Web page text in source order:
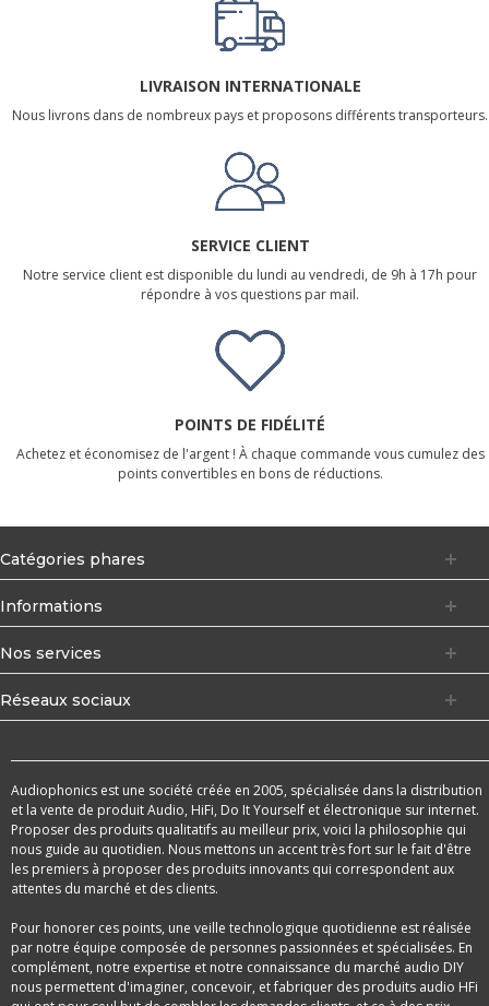
LIVRAISON INTERNATIONALE
Nous livrons dans de nombreux pays et proposons différents transporteurs.
SERVICE CLIENT
Notre service client est disponible du lundi au vendredi, de 9h à 17h pour
répondre à vos questions par mail.
POINTS DE FIDÉLITÉ
Achetez et économisez de l'argent ! À chaque commande vous cumulez des
points convertibles en bons de réductions.
Catégories phares
Informations
Nos services
Réseaux sociaux
Audiophonics est une société créée en 2005, spécialisée dans la distribution
et la vente de produit Audio, HiFi, Do It Yourself et électronique sur internet.
Proposer des produits qualitatifs au meilleur prix, voici la philosophie qui
nous guide au quotidien. Nous mettons un accent très fort sur le fait d'être
les premiers à proposer des produits innovants qui correspondent aux
attentes du marché et des clients.
Pour honorer ces points, une veille technologique quotidienne est réalisée
par notre équipe composée de personnes passionnées et spécialisées. En
complément, notre expertise et notre connaissance du marché audio DIY
nous permettent d'imaginer, concevoir, et fabriquer des produits audio HFi